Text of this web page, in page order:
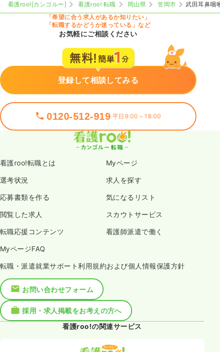
看護roo![カンゴルー] 看護roo! 転職 岡山県 笠岡市
武田耳鼻咽
「希望に合う求人があるか知りたい」
「転職するかどうか迷っている」など
お気軽にご相談ください
登録して相談してみる
0120-512-919 平日9:00～18:00
看護roo!転職とは Myページ
選考状況 求人を探す
応募書類を作る 気になるリスト
閲覧した求人 スカウトサービス
転職応援コンテンツ 看護師派遣で働く
MyページFAQ
転職・派遣就業サポート利用規約および個人情報保護方針
お問い合わせフォーム
採用・求人掲載をお考えの方へ
看護roo!の関連サービス